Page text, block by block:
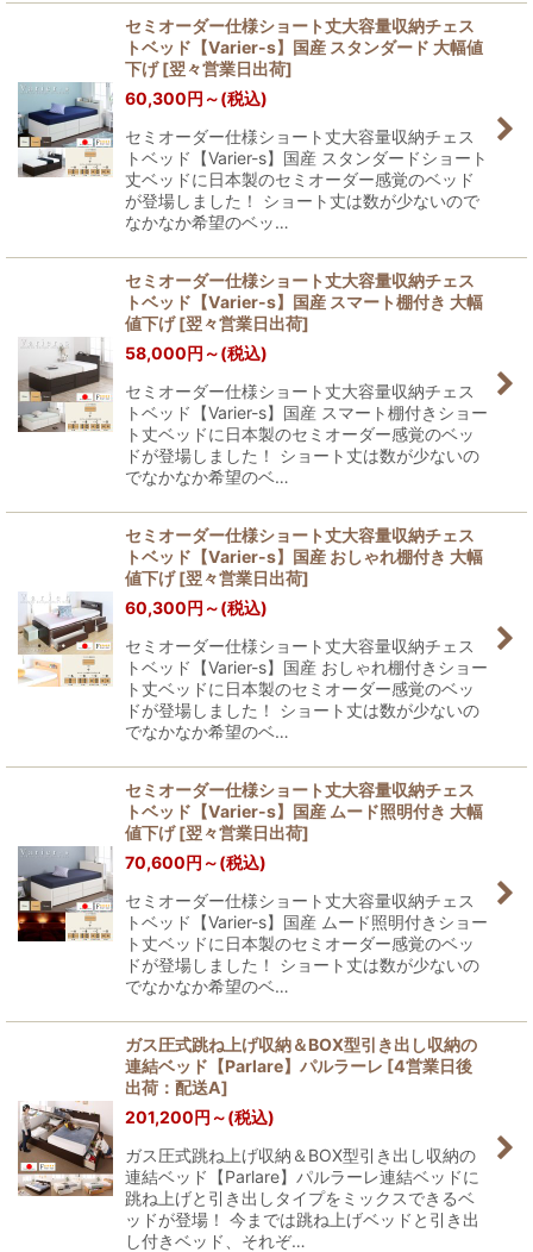
セミオーダー仕様ショート丈大容量収納チェス
トベッド【Varier-s】国産 スタンダード 大幅値
下げ [翌々営業日出荷]
60,300円 ～(税込)
セミオーダー仕様ショート丈大容量収納チェス
トベッド【Varier-s】国産 スタンダードショート
丈ベッドに日本製のセミオーダー感覚のベッド
が登場しました！ ショート丈は数が少ないので
なかなか希望のベッ…
セミオーダー仕様ショート丈大容量収納チェス
トベッド【Varier-s】国産 スマート棚付き 大幅
値下げ [翌々営業日出荷]
58,000円 ～(税込)
セミオーダー仕様ショート丈大容量収納チェス
トベッド【Varier-s】国産 スマート棚付きショー
ト丈ベッドに日本製のセミオーダー感覚のベッ
ドが登場しました！ ショート丈は数が少ないの
でなかなか希望のベ…
セミオーダー仕様ショート丈大容量収納チェス
トベッド【Varier-s】国産 おしゃれ棚付き 大幅
値下げ [翌々営業日出荷]
60,300円 ～(税込)
セミオーダー仕様ショート丈大容量収納チェス
トベッド【Varier-s】国産 おしゃれ棚付きショー
ト丈ベッドに日本製のセミオーダー感覚のベッ
ドが登場しました！ ショート丈は数が少ないの
でなかなか希望のベ…
セミオーダー仕様ショート丈大容量収納チェス
トベッド【Varier-s】国産 ムード照明付き 大幅
値下げ [翌々営業日出荷]
70,600円 ～(税込)
セミオーダー仕様ショート丈大容量収納チェス
トベッド【Varier-s】国産 ムード照明付きショー
ト丈ベッドに日本製のセミオーダー感覚のベッ
ドが登場しました！ ショート丈は数が少ないの
でなかなか希望のベ…
ガス圧式跳ね上げ収納＆BOX型引き出し収納の
連結ベッド【Parlare】パルラーレ [4営業日後
出荷：配送A]
201,200円 ～(税込)
ガス圧式跳ね上げ収納＆BOX型引き出し収納の
連結ベッド【Parlare】パルラーレ連結ベッドに
跳ね上げと引き出しタイプをミックスできるベ
ッドが登場！ 今までは跳ね上げベッドと引き出
し付きベッド、それぞ…